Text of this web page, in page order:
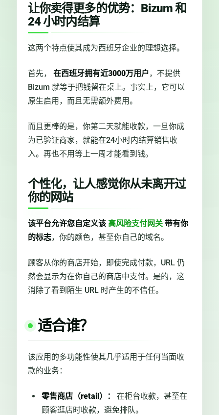
让你卖得更多的优势：Bizum 和
24 小时内结算
这两个特点使其成为西班牙企业的理想选择。
首先， 在西班牙拥有近3000万用户，不提供
Bizum 就等于把钱留在桌上。事实上，它可以
原生启用，而且无需额外费用。
而且更棒的是，你第二天就能收款，一旦你成
为已验证商家，就能在24小时内结算销售收
入。再也不用等上一周才能看到钱。
个性化，让人感觉你从未离开过
你的网站
该平台允许您自定义该 高风险支付网关 带有你
的标志，你的颜色，甚至你自己的域名。
顾客从你的商店开始，即使完成付款，URL 仍
然会显示为在你自己的商店中支付。是的，这
消除了看到陌生 URL 时产生的不信任。
适合谁？
该应用的多功能性使其几乎适用于任何当面收
款的业务：
零售商店（retail）：
在柜台收款，甚至在
顾客逛店时收款，避免排队。